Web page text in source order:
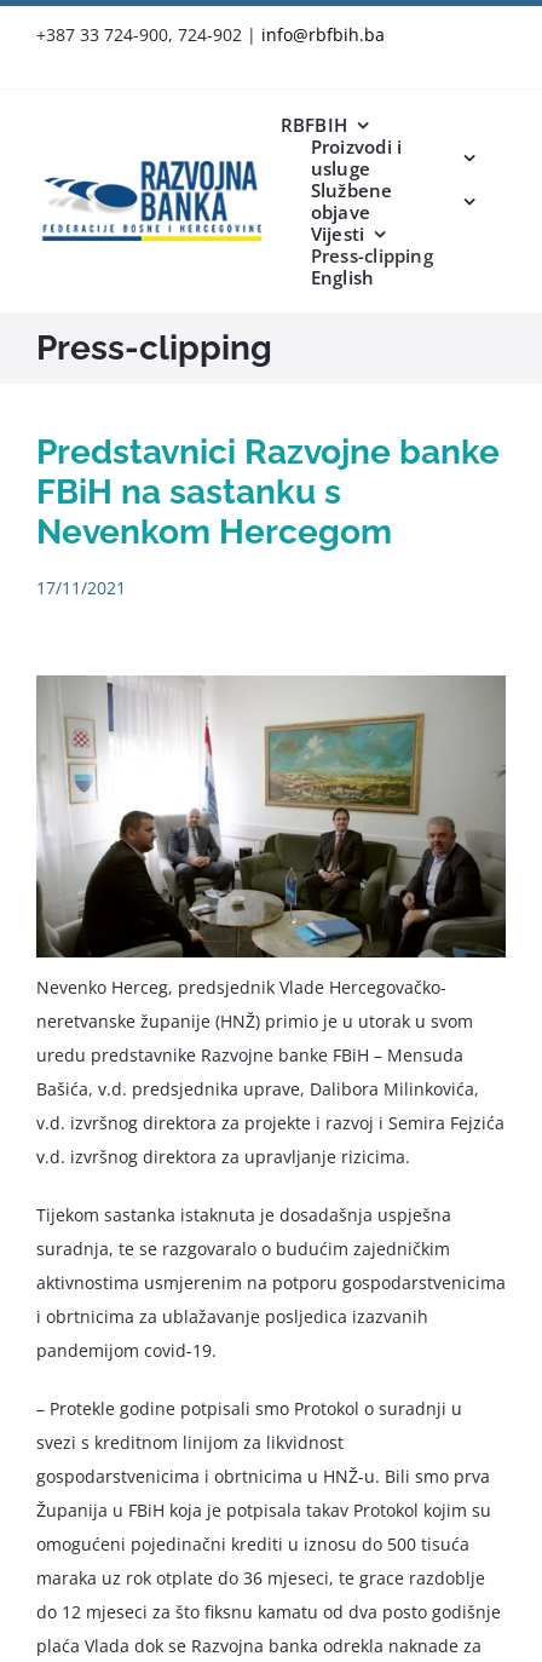
+387 33 724-900, 724-902 | info@rbfbih.ba
RBFBIH
Proizvodi i
usluge
Službene
objave
Vijesti
Press-clipping
English
Press-clipping
Predstavnici Razvojne banke
FBiH na sastanku s
Nevenkom Hercegom
17/11/2021
Nevenko Herceg, predsjednik Vlade Hercegovačko-
neretvanske županije (HNŽ) primio je u utorak u svom
uredu predstavnike Razvojne banke FBiH – Mensuda
Bašića, v.d. predsjednika uprave, Dalibora Milinkovića,
v.d. izvršnog direktora za projekte i razvoj i Semira Fejzića
v.d. izvršnog direktora za upravljanje rizicima.
Tijekom sastanka istaknuta je dosadašnja uspješna
suradnja, te se razgovaralo o budućim zajedničkim
aktivnostima usmjerenim na potporu gospodarstvenicima
i obrtnicima za ublažavanje posljedica izazvanih
pandemijom covid-19.
– Protekle godine potpisali smo Protokol o suradnji u
svezi s kreditnom linijom za likvidnost
gospodarstvenicima i obrtnicima u HNŽ-u. Bili smo prva
Županija u FBiH koja je potpisala takav Protokol kojim su
omogućeni pojedinačni krediti u iznosu do 500 tisuća
maraka uz rok otplate do 36 mjeseci, te grace razdoblje
do 12 mjeseci za što fiksnu kamatu od dva posto godišnje
plaća Vlada dok se Razvojna banka odrekla naknade za